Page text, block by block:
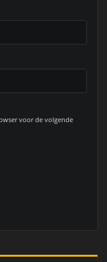
voor de volgende